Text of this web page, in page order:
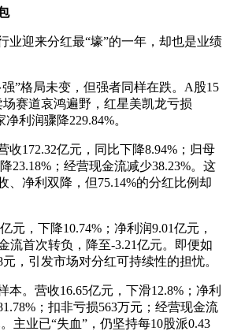
迎来分红最“壕”的一年，却也是业绩
格局未变，但强者同样在跌。A股15
赛道哀鸿遍野，红星美凯龙亏损
利润骤降229.84%。
172.32亿元，同比下降8.94%；归母
23.18%；经营现金流减少38.23%。这
、净利双降，但75.14%的分红比例却
，下降10.74%；净利润9.01亿元，
流首次转负，降至-3.21亿元。即便如
，引发市场对分红可持续性的担忧。
。营收16.65亿元，下滑12.8%；净利
；扣非亏损563万元；经营现金流
主业已“失血”，仍坚持每10股派0.43